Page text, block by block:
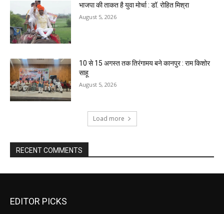
भाजपा की ताकत है युवा मोर्चा : डॉ. रोहित मिश्रा
August 5, 2026
10 से 15 अगस्त तक तिरंगामय बने कानपुर : राम किशोर
साहू
August 5, 2026
Load more
RECENT COMMENTS
EDITOR PICKS